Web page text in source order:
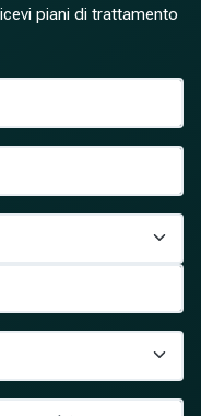
piani di trattamento